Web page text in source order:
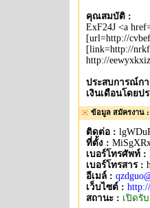
คุณสมบัติ :
ExF24J <a
[url=http://
[link=http://
http://
ประสบการณ์ก
เงินเดือนโดยป
ข้อมูล สมัครงาน :
ติดต่อ :
ที่ตั้ง :
เบอร์โทรศัพท์ :
เบอร์โทรสาร :
อีเมล์ :
เว็บไซต์ :
สถานะ : เปิดรั